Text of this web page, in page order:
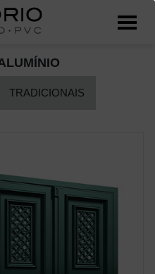
TRADICIONAIS